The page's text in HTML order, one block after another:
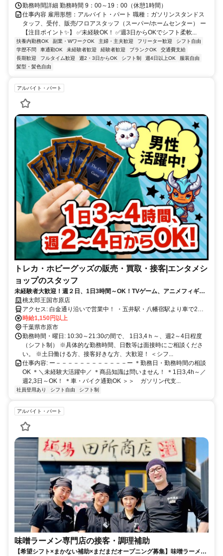
勤務時間詳細 勤務時間 9：00～19：00（休憩1時間）
仕事内容 雇用形態：アルバイト・パート 職種：ガソリンスタンドス
タッフ、受付、販売/フロアスタッフ（スーパー/ホームセンター） ー
【注目ポイント✨】 ✅未経験OK！ ✅週3日からOKでシフト柔軟...
扶養内勤務OK 副業・WワークOK 主婦・主夫歓迎 フリーター歓迎
シフト自由
学歴不問
車通勤OK 未経験者歓迎 経験者歓迎 ブランクOK
交通費支給
長期歓迎
フルタイム歓迎 週2・3日からOK シフト制 週4日以上OK
服装自由
髪型・髪色自由
アルバイト・パート
トレカ・ホビーグッズの販売・買取・接客|エンタメシ
ョップのスタッフ
未経験者大歓迎！週２日、1日3時間～OK！TVゲーム、アニメフィギュ
ア、コミック、プラモデル等好きな方歓迎！
桃太郎王国市原店
アクセス: 白金通り沿いで営業中！ ・五井駅・八幡宿駅より車で2〜3
分 ・バス停「白金町三丁目」より徒歩4分 ※自転車・バイク・車通勤
OK ＜これらのエリアから通う方が活躍中です！＞ 八幡宿駅、五井
駅、八幡、君塚、古市場、 旭五所、東五所、西五所、岩崎 など！
時給1,150円以上
千葉県市原市
勤務時間・曜日: 10:30～21:30の間で、 1日3,4ｈ～、週2～4日程度
（シフト制） ※具体的な勤務時間、日数等は面接時にご相談くださ
い。 ※土日働ける方、接客好きな方、大歓迎！ ＜シフ...
仕事内容: ー－－－－－－－－－－－－ー ＊勤務日・勤務時間の相談
OK ＊＼未経験大活躍中／ ＊商品知識は問いません！ ＊1日3,4h～／
週2,3日～OK！ ＊車・バイク通勤OK ＞＞ ガソリン代支...
社員登用あり シフト自由 シフト制
アルバイト・パート
味噌ラーメン専門店の接客・調理補助
【希望シフト×まかない補助×まだまだオープニング募集】味噌ラーメン